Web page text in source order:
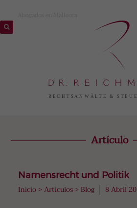
Artículo
Namensrecht und Politik
Inicio >Articulos >Blog 8 Abril